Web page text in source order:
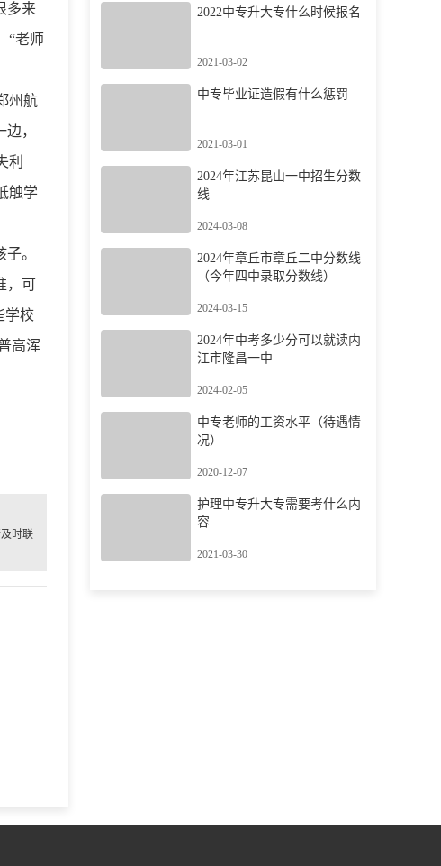
多来
“老师
州航
，
利
触学
。
，可
学校
高浑
时联
2022中专升大专什么时候报名
2021-03-02
中专毕业证造假有什么惩罚
2021-03-01
2024年江苏昆山一中招生分数
线
2024-03-08
2024年章丘市章丘二中分数线
（今年四中录取分数线）
2024-03-15
2024年中考多少分可以就读内
江市隆昌一中
2024-02-05
中专老师的工资水平（待遇情
况）
2020-12-07
护理中专升大专需要考什么内
容
2021-03-30